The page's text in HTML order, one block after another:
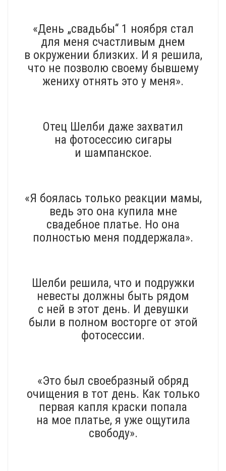
«День „свадьбы“ 1 ноября стал
для меня счастливым днем
в окружении близких. И я решила,
что не позволю своему бывшему
жениху отнять это у меня».
Отец Шелби даже захватил
на фотосессию сигары
и шампанское.
«Я боялась только реакции мамы,
ведь это она купила мне
свадебное платье. Но она
полностью меня поддержала».
Шелби решила, что и подружки
невесты должны быть рядом
с ней в этот день. И девушки
были в полном восторге от этой
фотосессии.
«Это был своебразный обряд
очищения в тот день. Как только
первая капля краски попала
на мое платье, я уже ощутила
свободу».